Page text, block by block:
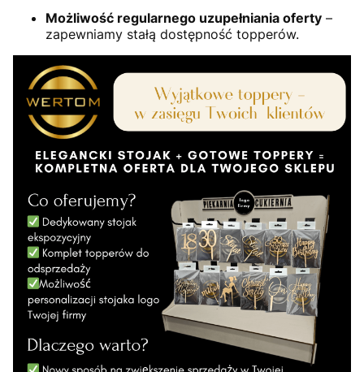
Możliwość regularnego uzupełniania oferty –
zapewniamy stałą dostępność topperów.